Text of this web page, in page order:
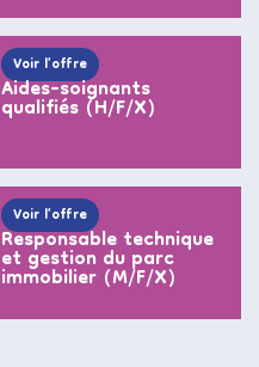
Voir l’offre
Aides-soignants
qualifiés (H/F/X)
Voir l’offre
Responsable technique
et gestion du parc
immobilier (M/F/X)